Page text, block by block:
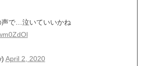
声で…泣いていいかね
April 2, 2020